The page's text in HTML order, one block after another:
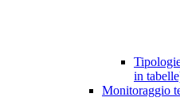
in
Monitoraggio